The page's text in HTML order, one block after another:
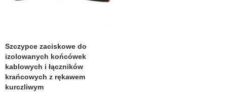
Szczypce zaciskowe do
izolowanych końcówek
kablowych i łączników
krańcowych z rękawem
kurczliwym